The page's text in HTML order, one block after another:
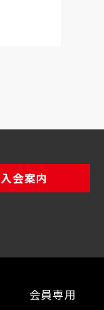
入会案内
会員専用